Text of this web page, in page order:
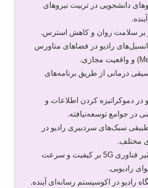
دانشجویی در تربیت نیروهای
بر سلامت روان و کاهش استرس.
رادیو در فضاهای متاورس
درمانی از طریق برنامه‌های
در دموکراتیزه کردن اطلاعات و
در جوامع توسعه‌نیافته.
سبک‌های سردبیری رادیو در
مختلف.
بررسی تأثیر فناوری 5G بر کیفیت و سرعت
رادیویی.
رادیو در اکوسیستم رسانه‌ای آینده.